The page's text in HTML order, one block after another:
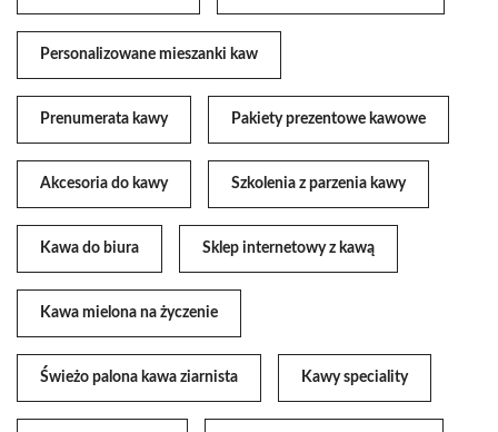
Personalizowane mieszanki kaw
Prenumerata kawy Pakiety prezentowe kawowe
Akcesoria do kawy Szkolenia z parzenia kawy
Kawa do biura Sklep internetowy z kawą
Kawa mielona na życzenie
Świeżo palona kawa ziarnista Kawy speciality